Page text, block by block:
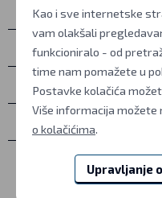
Osobno
Sve o kupovini
Više informacija
Ostalo
Kao i sve internetske
vam olakšali
funkcioniralo - od
time nam pomažete u
Postavke kolačića
Više informacija možete
o kolačićima.
Upravljanje